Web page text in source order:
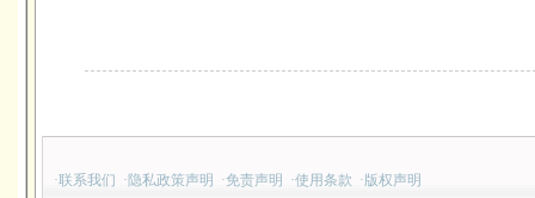
·联系我们 · 隐私政策声明 ·免责声明 ·使用条款 · 版权声明